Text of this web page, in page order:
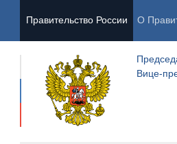
Правительство России О
Вице-